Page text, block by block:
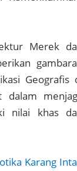
Merek
Geografis
dalam
nilai khas
Karang